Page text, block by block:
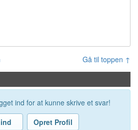
Gå til toppen ↑
ind for at kunne skrive et svar!
Opret Profil